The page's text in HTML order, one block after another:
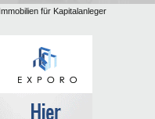
Immobilien für Kapitalanleger